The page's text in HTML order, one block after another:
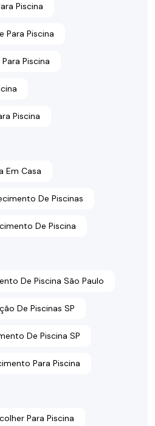
Piscina
Para Piscina
Piscina
Piscina
Em Casa
De Piscinas
De Piscina
De Piscina São Paulo
De Piscinas SP
De Piscina SP
Para Piscina
Para Piscina